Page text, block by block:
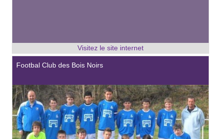
Footbal Club des Bois Noirs